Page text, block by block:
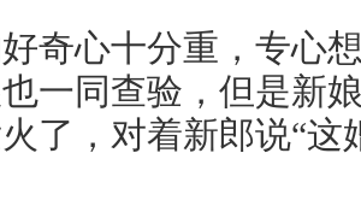
奇心十分重，专心
一同查验，但是新
了，对着新郎说“这